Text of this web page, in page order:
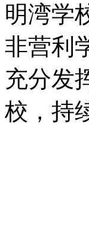
明湾学
非营利
充分发
校，持